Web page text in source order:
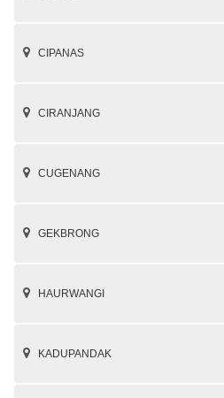
CIPANAS
CIRANJANG
CUGENANG
GEKBRONG
HAURWANGI
KADUPANDAK